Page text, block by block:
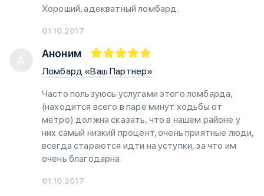
Хороший, адекватный ломбард.
01.10.2017
Аноним
Ломбард «Ваш Партнер»
Часто пользуюсь услугами этого ломбарда,
(находится всего в паре минут ходьбы от
метро) должна сказать, что в нашем районе у
них самый низкий процент, очень приятные люди,
всегда стараются идти на уступки, за что им
очень благодарна.
01.10.2017